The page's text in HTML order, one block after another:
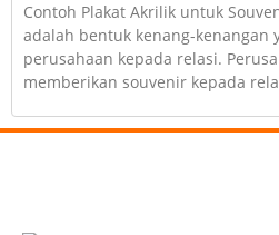
Contoh Plakat Akrilik untuk
adalah bentuk kenang-kenangan
perusahaan kepada relasi.
memberikan souvenir kepada